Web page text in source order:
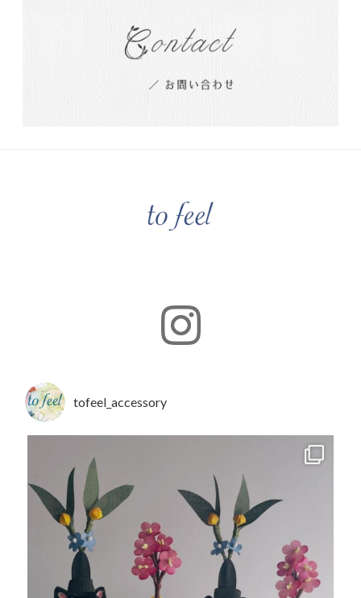
tofeel_accessory